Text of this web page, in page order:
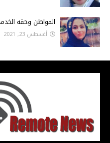
المواطن وحقه
أغسطس 23, 2021